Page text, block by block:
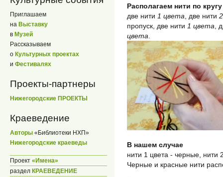
Приглашаем
на Выставку
в Музей
Рассказываем
о Культурных проектах
и Фестивалях
Проекты-партнеры
Нижегородские ПРОЕКТЫ
Краеведение
Авторы «Библиотеки НХП»
Нижегородские краеведы
Проект «Имена»
раздел КРАЕВЕДЕНИЕ
Располагаем нити по
две нити 1 цвета , две нити
пропуск, две нити 1 цвета ,
цвета
В нашем случае
нити 1 цвета - черные, нити
Черные и красные нити